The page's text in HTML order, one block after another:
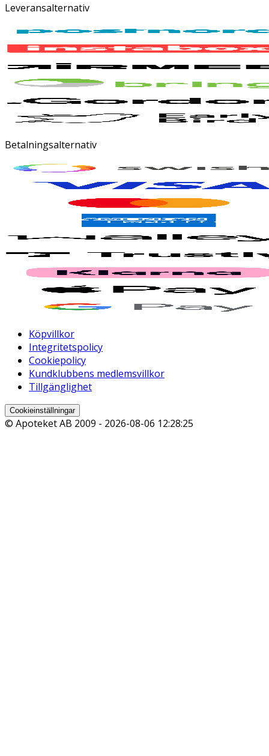
Leveransalternativ
Betalningsalternativ
Köpvillkor
Integritetspolicy
Cookiepolicy
Kundklubbens medlemsvillkor
Tillgänglighet
Cookieinställningar
© Apoteket AB 2009 - 2026-08-06 12:28:25